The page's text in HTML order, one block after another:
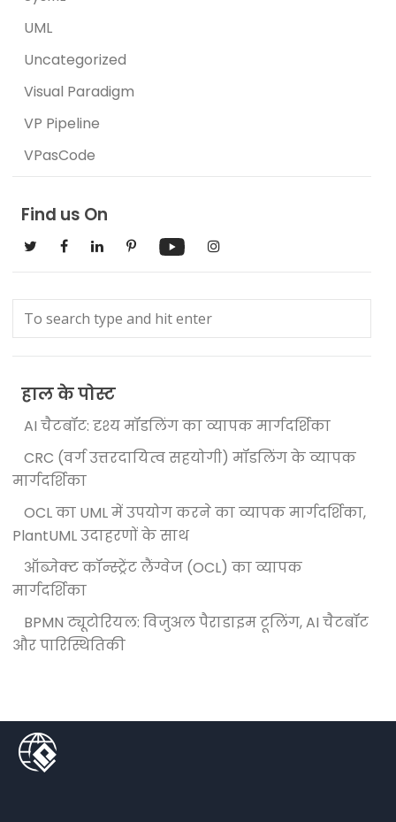
UML
Uncategorized
Visual Paradigm
VP Pipeline
VPasCode
Find us On
हाल के पोस्ट
AI चैटबॉट: दृश्य मॉडलिंग का व्यापक मार्गदर्शिका
CRC (वर्ग उत्तरदायित्व सहयोगी) मॉडलिंग के व्यापक
मार्गदर्शिका
OCL का UML में उपयोग करने का व्यापक मार्गदर्शिका,
PlantUML उदाहरणों के साथ
ऑब्जेक्ट कॉन्स्ट्रेंट लैंग्वेज (OCL) का व्यापक
मार्गदर्शिका
BPMN ट्यूटोरियल: विजुअल पैराडाइम टूलिंग, AI चैटबॉट
और पारिस्थितिकी